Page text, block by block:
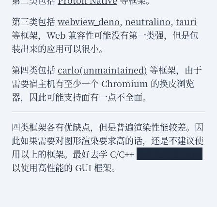
第三类包括webview_deno, neutralino, tauri
等框架，Web 兼容性可能没有第一类强，但是包
装出来的应用可以很小。
第四类包括 carlo(unmaintained) 等框架，由于
需要宿主机有至少一个 Chromium 的换皮浏览
器，因此可能支持面有一点不全面。
四类框架各有优缺点，但是普遍渲染性能较差。因
此如果需要对图形渲染要求高的话，还是不建议使
用以上的框架。最好去学 C/C++
以使用高性能的 GUI 框架。